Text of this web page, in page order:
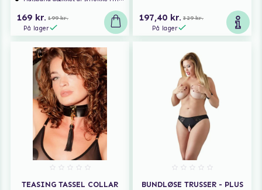
169 kr. 199 kr.
På lager
197,40 kr. 329 kr.
På lager
TEASING TASSEL COLLAR
BUNDLØSE TRUSSER - PLUS